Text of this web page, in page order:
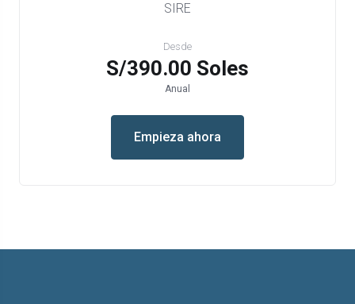
SIRE
Desde
S/390.00 Soles
Anual
Empieza ahora